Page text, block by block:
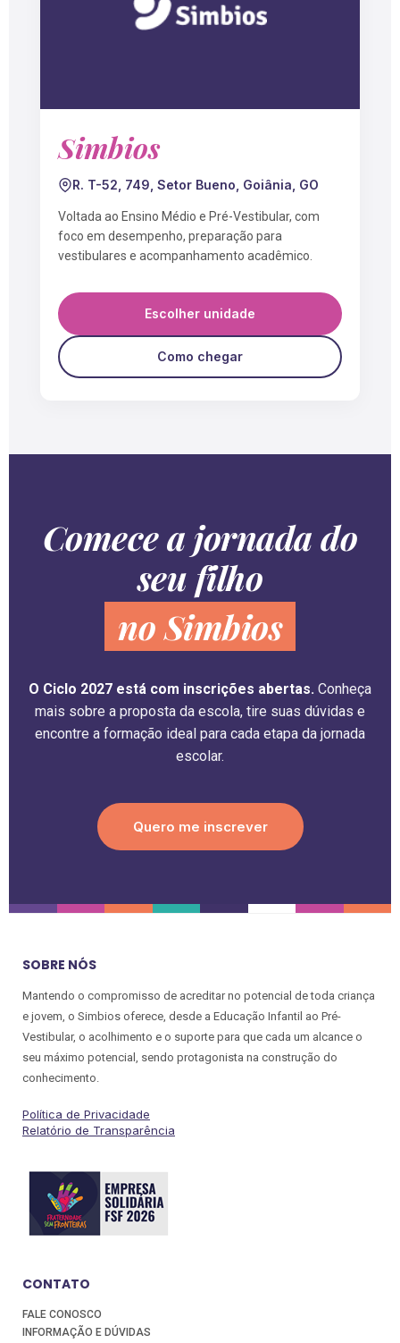
Simbios
R. T-52, 749, Setor Bueno, Goiânia, GO
Voltada ao Ensino Médio e Pré-Vestibular, com
foco em desempenho, preparação para
vestibulares e acompanhamento acadêmico.
Escolher unidade
Como chegar
Comece a jornada do
seu filho
no Simbios
O Ciclo 2027 está com inscrições abertas. Conheça
mais sobre a proposta da escola, tire suas dúvidas e
encontre a formação ideal para cada etapa da jornada
escolar.
Quero me inscrever
SOBRE NÓS
Mantendo o compromisso de acreditar no potencial de toda criança
e jovem, o Simbios oferece, desde a Educação Infantil ao Pré-
Vestibular, o acolhimento e o suporte para que cada um alcance o
seu máximo potencial, sendo protagonista na construção do
conhecimento.
Política de Privacidade
Relatório de Transparência
CONTATO
FALE CONOSCO
INFORMAÇÃO E DÚVIDAS